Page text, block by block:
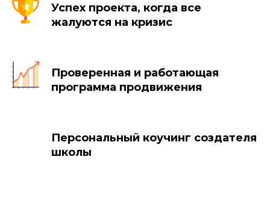
Успех проекта, когда все
жалуются на кризис
Проверенная и работающая
программа продвижения
Персональный коучинг создателя
школы